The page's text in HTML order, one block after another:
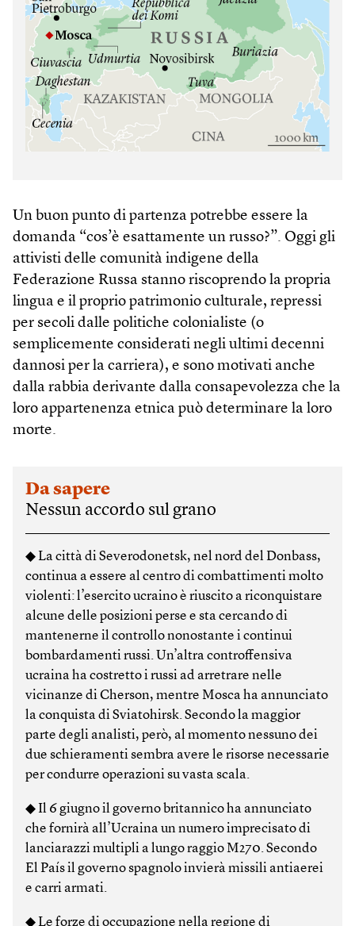
Un buon punto di partenza potrebbe essere la
domanda “cos’è esattamente un russo?”. Oggi gli
attivisti delle comunità indigene della
Federazione Russa stanno riscoprendo la propria
lingua e il proprio patrimonio culturale, repressi
per secoli dalle politiche colonialiste (o
semplicemente considerati negli ultimi decenni
dannosi per la carriera), e sono motivati anche
dalla rabbia derivante dalla consapevolezza che la
loro appartenenza etnica può determinare la loro
morte.
Da sapere
Nessun accordo sul grano
◆ La città di Severodonetsk, nel nord del Donbass,
continua a essere al centro di combattimenti molto
violenti: l’esercito ucraino è riuscito a riconquistare
alcune delle posizioni perse e sta cercando di
mantenerne il controllo nonostante i continui
bombardamenti russi. Un’altra controffensiva
ucraina ha costretto i russi ad arretrare nelle
vicinanze di Cherson, mentre Mosca ha annunciato
la conquista di Sviatohirsk. Secondo la maggior
parte degli analisti, però, al momento nessuno dei
due schieramenti sembra avere le risorse necessarie
per condurre operazioni su vasta scala.
◆ Il 6 giugno il governo britannico ha annunciato
che fornirà all’Ucraina un numero imprecisato di
lanciarazzi multipli a lungo raggio M270. Secondo
El País il governo spagnolo invierà missili antiaerei
e carri armati.
◆ Le forze di occupazione nella regione di